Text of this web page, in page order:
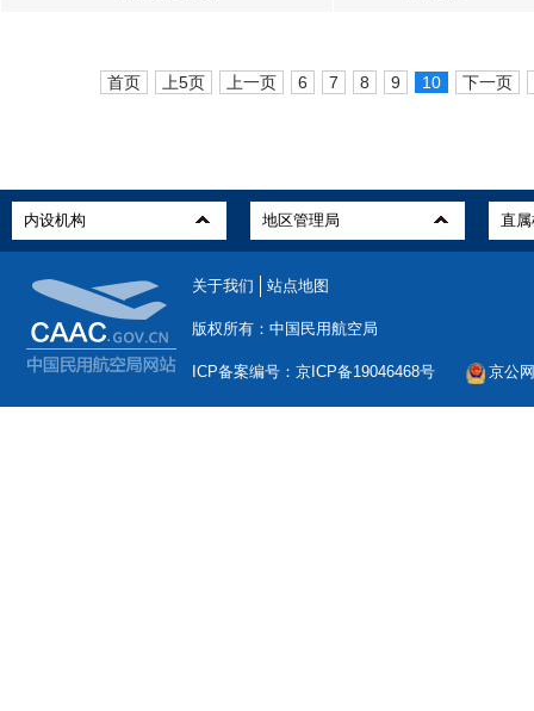
首页 上5页 上一页 6 7 8 9 10 下一页
关于我们 站点地图
版权所有：中国民用航空局
ICP备案编号：京ICP备19046468号 京公